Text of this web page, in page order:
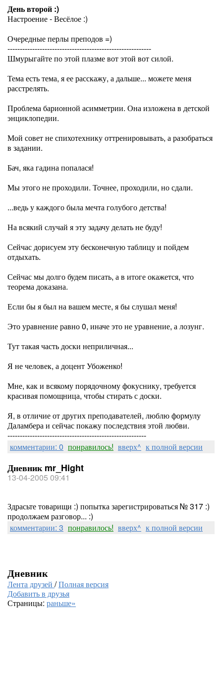
День второй :)
Настроение - Весёлое :)
Очередные перлы преподов =)
----------------------------------------------------------
Шмурыгайте по этой плазме вот этой вот силой.
Тема есть тема, я ее расскажу, а дальше... можете меня
расстрелять.
Проблема барионной асимметрии. Она изложена в детской
энциклопедии.
Мой совет не спихотехнику оттренировывать, а разобраться
в задании.
Бач, яка гадина попалася!
Мы этого не проходили. Точнее, проходили, но сдали.
...ведь у каждого была мечта голубого детства!
На всякий случай я эту задачу делать не буду!
Сейчас дорисуем эту бесконечную таблицу и пойдем
отдыхать.
Сейчас мы долго будем писать, а в итоге окажется, что
теорема доказана.
Если бы я был на вашем месте, я бы слушал меня!
Это уравнение равно 0, иначе это не уравнение, а лозунг.
Тут такая часть доски неприличная...
Я не человек, а доцент Убоженко!
Мне, как и всякому порядочному фокуснику, требуется
красивая помощница, чтобы стирать с доски.
Я, в отличие от других преподавателей, люблю формулу
Даламбера и сейчас покажу последствия этой любви.
--------------------------------------------------------
комментарии: 0 понравилось! вверх^ к полной версии
Дневник mr_Hight
13-04-2005 09:41
Здрасьте товарищи :) попытка зарегистрироваться № 317 :)
продолжаем разговор... :)
комментарии: 3 понравилось! вверх^ к полной версии
Дневник
Лента друзей /Полная версия
Добавить в друзья
Страницы: раньше»